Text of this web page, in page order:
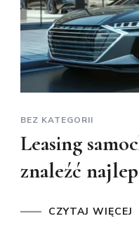
BEZ KATEGORII
Leasing
znaleźć
CZYTAJ WIĘCEJ